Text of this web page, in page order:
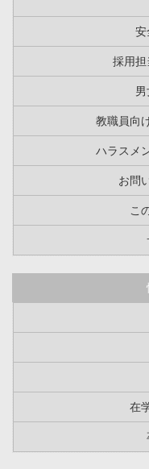
安
採用
教職員向
ハラスメ
お問
こ
在